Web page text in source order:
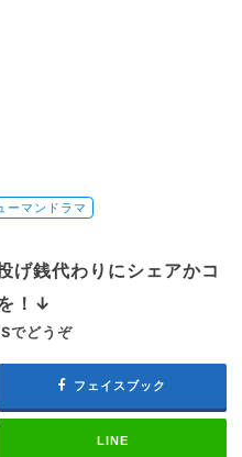
ーマンドラマ
げ銭代わりにシェアかコ
！↓
でどうぞ
フェイスブック
LINE